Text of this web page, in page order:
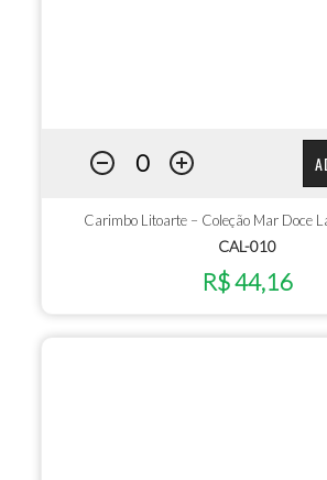
Carimbo Litoarte – Coleção Mar Doce
CAL-010
R$ 44,16